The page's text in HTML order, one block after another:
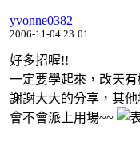
yvonne0382
2006-11-04 23:01
好多招喔!!
一定要學起來，改天
謝謝大大的分享，其
會不會派上用場~~